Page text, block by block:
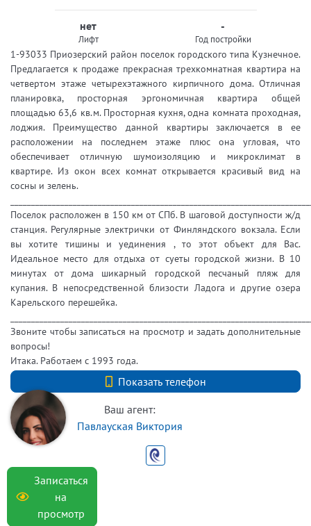
нет
Лифт
-
Год постройки
1-93033 Приозерский район поселок городского типа Кузнечное.
Предлагается к продаже прекрасная трехкомнатная квартира на
четвертом этаже четырехэтажного кирпичного дома. Отличная
планировка, просторная эргономичная квартира общей
площадью 63,6 кв.м. Просторная кухня, одна комната проходная,
лоджия. Преимущество данной квартиры заключается в ее
расположении на последнем этаже плюс она угловая, что
обеспечивает отличную шумоизоляцию и микроклимат в
квартире. Из окон всех комнат открывается красивый вид на
сосны и зелень.
Поселок расположен в 150 км от СПб. В шаговой доступности ж/д
станция. Регулярные электрички от Финляндского вокзала. Если
вы хотите тишины и уединения , то этот объект для Вас.
Идеальное место для отдыха от суеты городской жизни. В 10
минутах от дома шикарный городской песчаный пляж для
купания. В непосредственной близости Ладога и другие озера
Карельского перешейка.
Звоните чтобы записаться на просмотр и задать дополнительные
вопросы!
Итака. Работаем с 1993 года.
Показать телефон
+7 (812) 740-70-40
Ваш агент:
Павлауская Виктория
Записаться
на
просмотр